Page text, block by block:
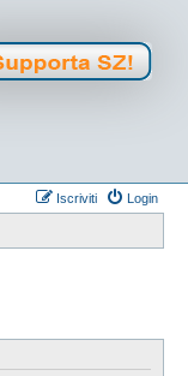
Login
Iscriviti